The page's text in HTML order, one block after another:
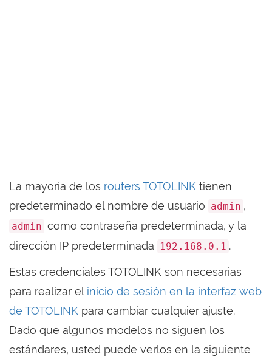
La mayoría de los routers TOTOLINK tienen
predeterminado el nombre de usuario admin ,
admin como contraseña predeterminada, y la
dirección IP predeterminada
192.168.0.1 .
Estas credenciales TOTOLINK son necesarias
para realizar el inicio de sesión en la interfaz web
de TOTOLINK para cambiar cualquier ajuste.
Dado que algunos modelos no siguen los
estándares, usted puede verlos en la siguiente